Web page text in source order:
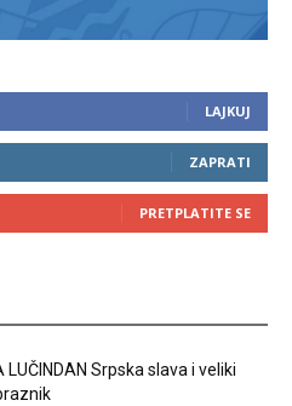
LAJKUJ
ZAPRATI
PRETPLATITE SE
LUČINDAN Srpska slava i veliki